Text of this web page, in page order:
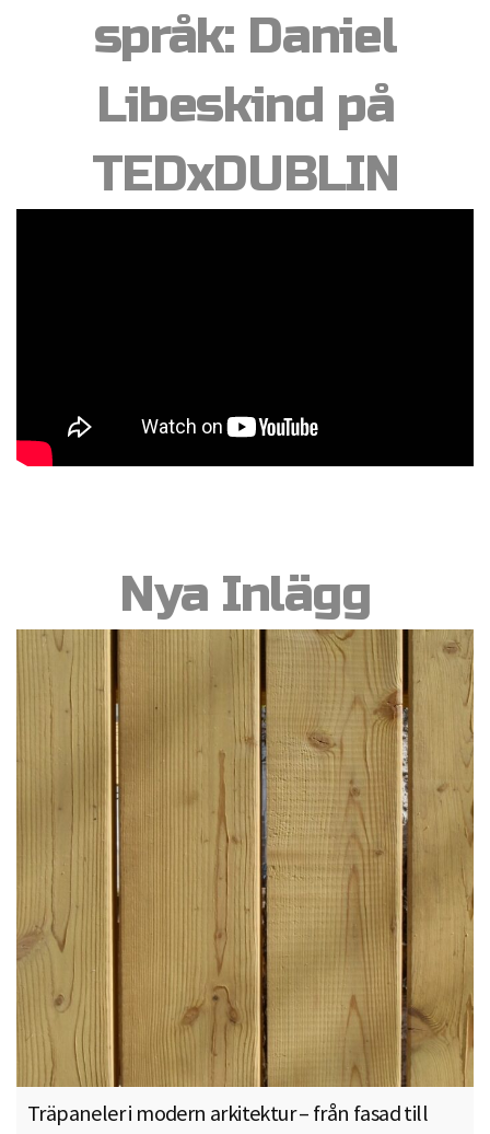
språk: Daniel
Libeskind på
TEDxDUBLIN
Nya Inlägg
Träpaneler i modern arkitektur – från fasad till